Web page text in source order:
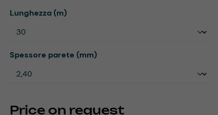
Price on request
Select
Lunghezza (m)
Select
Spessore parete (mm)